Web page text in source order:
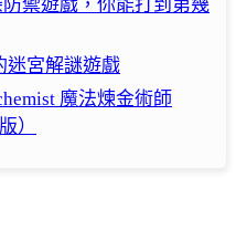
禦遊戲，你能打到第幾
迷宮解謎遊戲
魔法煉金術師
）